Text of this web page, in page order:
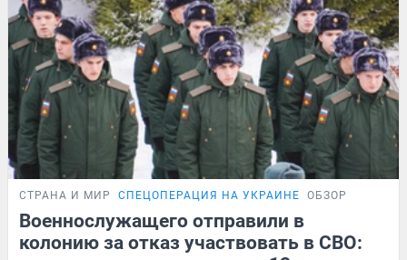
СТРАНА И МИР СПЕЦОПЕРАЦИЯ НА УКРАИНЕ ОБЗОР
Военнослужащего отправили в
колонию за отказ участвовать в СВО: